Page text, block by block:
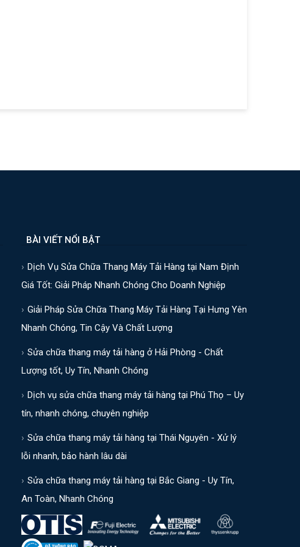
BÀI VIẾT NỔI BẬT
Dịch Vụ Sửa Chữa Thang Máy Tải Hàng tại Nam Định
Giá Tốt: Giải Pháp Nhanh Chóng Cho Doanh Nghiệp
Giải Pháp Sửa Chữa Thang Máy Tải Hàng Tại Hưng Yên
Nhanh Chóng, Tin Cậy Và Chất Lượng
Sửa chữa thang máy tải hàng ở Hải Phòng - Chất
Lượng tốt, Uy Tín, Nhanh Chóng
Dịch vụ sửa chữa thang máy tải hàng tại Phú Thọ – Uy
tín, nhanh chóng, chuyên nghiệp
Sửa chữa thang máy tải hàng tại Thái Nguyên - Xử lý
lỗi nhanh, bảo hành lâu dài
Sửa chữa thang máy tải hàng tại Bắc Giang - Uy Tín,
An Toàn, Nhanh Chóng